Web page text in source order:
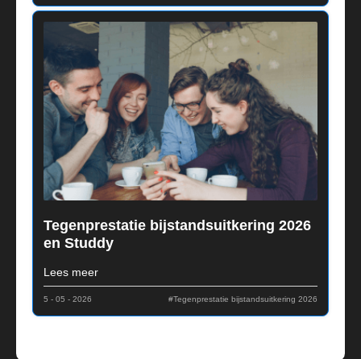
Tegenprestatie bijstandsuitkering 2026
en Studdy
Lees meer
5 - 05 - 2026 #Tegenprestatie bijstandsuitkering 2026